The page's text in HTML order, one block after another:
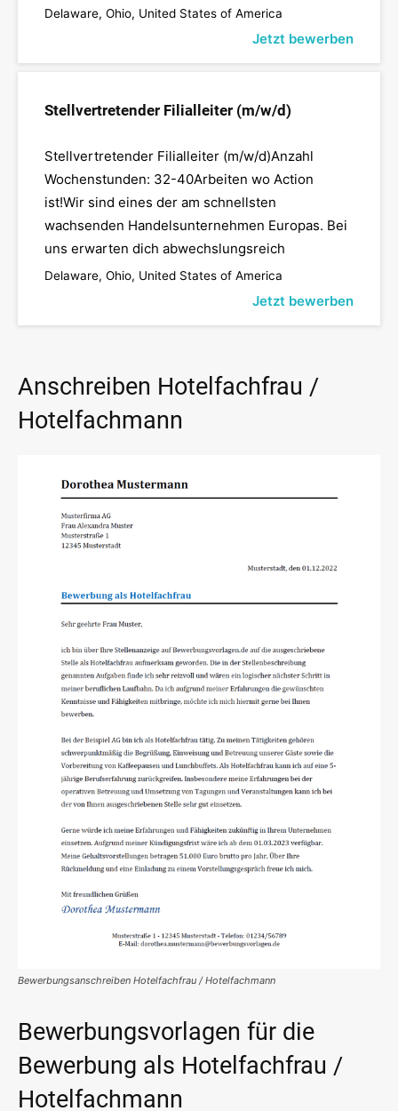
Delaware, Ohio, United States of America
Jetzt bewerben
Stellvertretender Filialleiter (m/w/d)
Stellvertretender Filialleiter (m/w/d)Anzahl
Wochenstunden: 32-40Arbeiten wo Action
ist!Wir sind eines der am schnellsten
wachsenden Handelsunternehmen Europas. Bei
uns erwarten dich abwechslungsreich
Delaware, Ohio, United States of America
Jetzt bewerben
Anschreiben Hotelfachfrau /
Hotelfachmann
Bewerbungsanschreiben Hotelfachfrau / Hotelfachmann
Bewerbungsvorlagen für die
Bewerbung als Hotelfachfrau /
Hotelfachmann